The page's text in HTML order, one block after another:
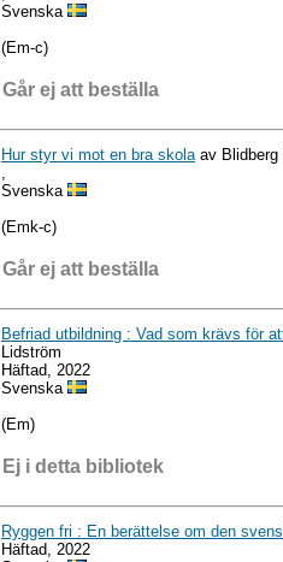
Svenska
(Em-c)
Går ej att beställa
Hur styr vi mot en bra skola av Blidberg
Svenska
(Emk-c)
Går ej att beställa
Befriad utbildning : Vad som krävs för
Lidström
Häftad, 2022
Svenska
(Em)
Ej i detta bibliotek
Ryggen fri : En berättelse om den
Häftad, 2022